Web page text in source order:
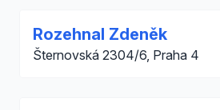
Rozehnal Zdeněk
Šternovská 2304/6, Praha 4